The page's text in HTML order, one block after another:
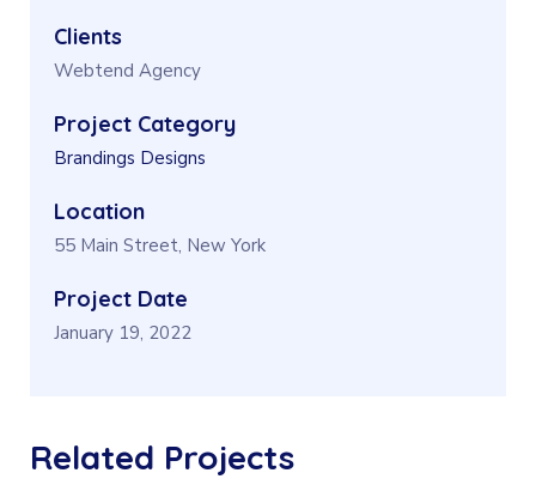
Clients
Webtend Agency
Project Category
Brandings Designs
Location
55 Main Street, New York
Project Date
January 19, 2022
Related Projects